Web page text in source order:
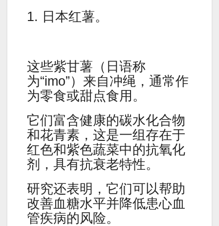
1. 日本红薯。
这些紫甘薯（日语称
为“imo”）来自冲绳，通常作
为零食或甜点食用。
它们富含健康的碳水化合物
和花青素，这是一组存在于
红色和紫色蔬菜中的抗氧化
剂，具有抗衰老特性。
研究还表明，它们可以帮助
改善血糖水平并降低患心血
管疾病的风险。